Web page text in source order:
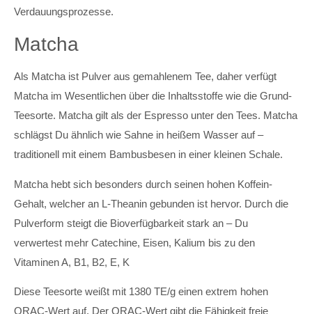
Verdauungsprozesse.
Matcha
Als Matcha ist Pulver aus gemahlenem Tee, daher verfügt
Matcha im Wesentlichen über die Inhaltsstoffe wie die Grund-
Teesorte. Matcha gilt als der Espresso unter den Tees. Matcha
schlägst Du ähnlich wie Sahne in heißem Wasser auf –
traditionell mit einem Bambusbesen in einer kleinen Schale.
Matcha hebt sich besonders durch seinen hohen Koffein-
Gehalt, welcher an L-Theanin gebunden ist hervor. Durch die
Pulverform steigt die Bioverfügbarkeit stark an – Du
verwertest mehr Catechine, Eisen, Kalium bis zu den
Vitaminen A, B1, B2, E, K
Diese Teesorte weißt mit 1380 TE/g einen extrem hohen
ORAC-Wert auf. Der ORAC-Wert gibt die Fähigkeit freie